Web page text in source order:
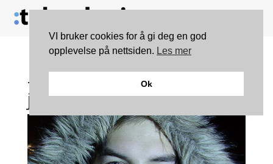
– Livskvaliteten økte da
jeg avstod fra internett
VI bruker cookies for å gi deg en god
opplevelse på nettsiden. Les mer
Ok